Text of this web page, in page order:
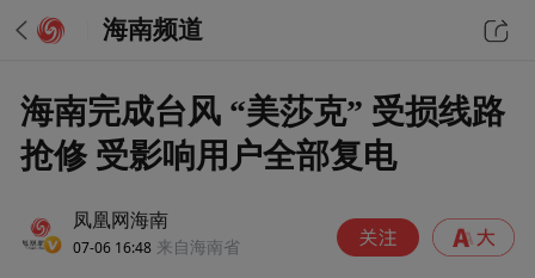
海南频道
海南完成台风 “美莎克” 受损线路
抢修 受影响用户全部复电
凤凰网海南
07-06 16:48 来自海南省